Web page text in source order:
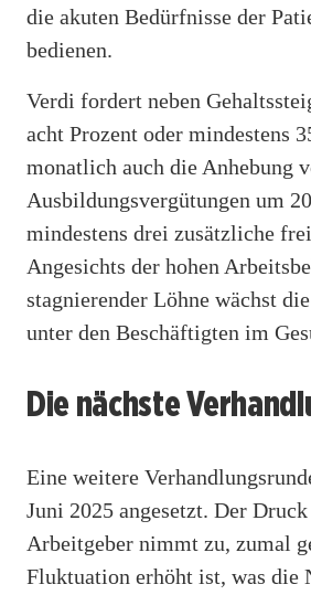
die akuten Bedürfnisse der
bedienen.
Verdi fordert neben
acht Prozent oder mindestens
monatlich auch die Anhebung
Ausbildungsvergütungen um
mindestens drei zusätzliche
Angesichts der hohen
stagnierender Löhne wächst
unter den Beschäftigten im
Die nächste
Eine weitere
Juni 2025 angesetzt. Der
Arbeitgeber nimmt zu, zumal
Fluktuation erhöht ist, was die